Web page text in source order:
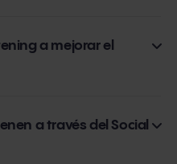
a mejorar el
real, lo que facilita
Además, las marcas
a través del Social